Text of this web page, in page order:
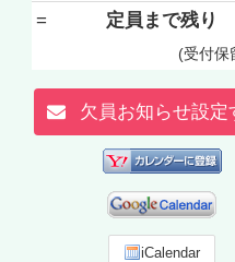
=
定員まで残り
(受付保
欠員お知らせ設定
iCalendar